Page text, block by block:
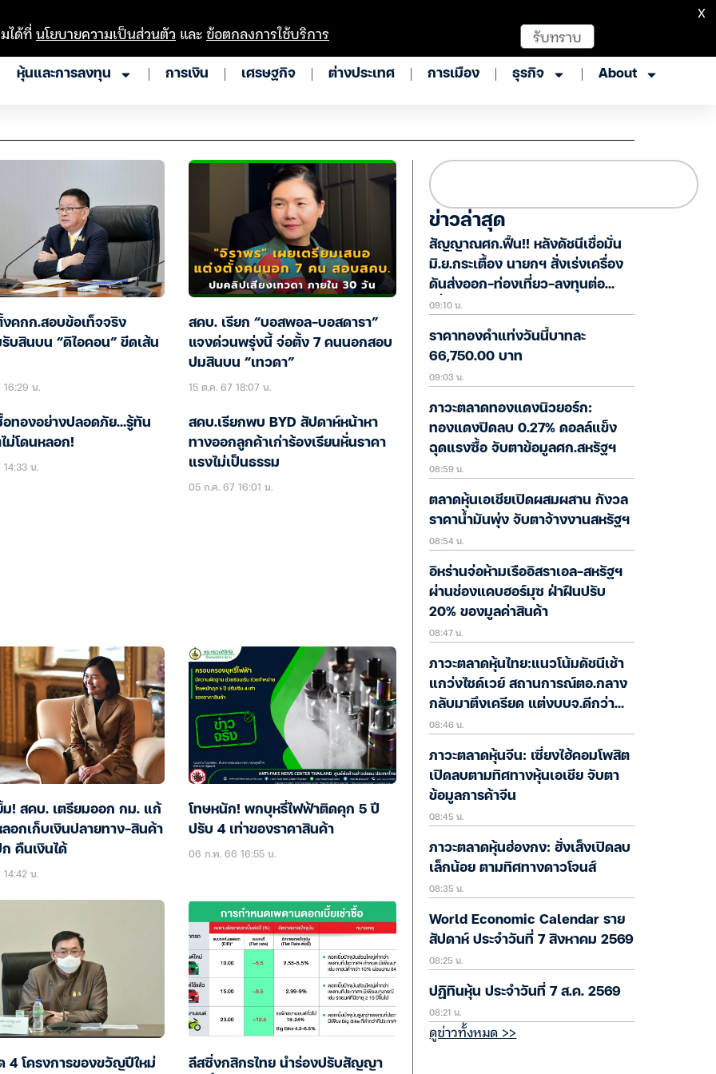
หุ้นและการลงทุน การเงิน เศรษฐกิจ ต่างประเทศ การเมือง ธุรกิจ About
งคกก.สอบข้อเท็จจริง
บสินบน “ดิไอคอน” ขีดเส้น
16:29 น.
สคบ. เรียก “บอสพอล-บอสดารา”
แจงด่วนพรุ่งนี้ จ่อตั้ง 7 คนนอกสอบ
ปมสินบน “เทวดา”
15 ต.ค. 67 18:07 น.
อทองอย่างปลอดภัย…รู้ทัน
ม่โดนหลอก!
น.
สคบ.เรียกพบ BYD สัปดาห์หน้าหา
ทางออกลูกค้าเก่าร้องเรียนหั่นราคา
แรงไม่เป็นธรรม
05 ก.ค. 67 16:01 น.
ม! สคบ. เตรียมออก กม. แก้
อกเก็บเงินปลายทาง-สินค้า
คืนเงินได้
น.
โทษหนัก! พกบุหรี่ไฟฟ้าติดคุก 5 ปี
ปรับ 4 เท่าของราคาสินค้า
06 ก.พ. 66 16:55 น.
4 โครงการของขวัญปีใหม่ ลีสซิ่งกสิกรไทย นำร่องปรับสัญญา
ข่าวล่าสุด
สัญญาณศก.ฟื้น!! หลังดัชนีเชื่อมั่น
มิ.ย.กระเตื้อง นายกฯ สั่งเร่งเครื่อง
ดันส่งออก-ท่องเที่ยว-ลงทุนต่อ
เนื่อง
09:10 น.
ราคาทองคำแท่งวันนี้บาทละ
66,750.00 บาท
09:03 น.
ภาวะตลาดทองแดงนิวยอร์ก:
ทองแดงปิดลบ 0.27% ดอลล์แข็ง
ฉุดแรงซื้อ จับตาข้อมูลศก.สหรัฐฯ
08:59 น.
ตลาดหุ้นเอเชียเปิดผสมผสาน กังวล
ราคาน้ำมันพุ่ง จับตาจ้างงานสหรัฐฯ
08:54 น.
อิหร่านจ่อห้ามเรืออิสราเอล-สหรัฐฯ
ผ่านช่องแคบฮอร์มุซ ฝ่าฝืนปรับ
20% ของมูลค่าสินค้า
08:47 น.
ภาวะตลาดหุ้นไทย:แนวโน้มดัชนีเช้า
แกว่งไซด์เวย์ สถานการณ์ตอ.กลาง
กลับมาตึงเครียด แต่งบบจ.ดีกว่า
คาดช่วยหนุนตลาด
08:46 น.
ภาวะตลาดหุ้นจีน: เซี่ยงไฮ้คอมโพสิต
เปิดลบตามทิศทางหุ้นเอเชีย จับตา
ข้อมูลการค้าจีน
08:45 น.
ภาวะตลาดหุ้นฮ่องกง: ฮั่งเส็งเปิดลบ
เล็กน้อย ตามทิศทางดาวโจนส์
08:35 น.
World Economic Calendar ราย
สัปดาห์ ประจำวันที่ 7 สิงหาคม 2569
08:25 น.
ปฏิทินหุ้น ประจำวันที่ 7 ส.ค. 2569
08:21 น.
ดูข่าวทั้งหมด >>
ได้ที่นโยบายความเป็นส่วนตัว และข้อตกลงการใช้บริการ รับทราบ
X